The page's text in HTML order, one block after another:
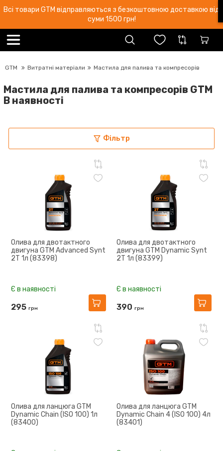
Всі товари GTM відправляються з безкоштовною доставкою від
суми 1500 грн!
GTM Витратні матеріали Мастила для палива та компресорів
Мастила для палива та компресорів GTM
В наявності
Фільтр
Олива для двотактного
двигуна GTM Advanced Synt
2T 1л (83398)
Є в наявності
295 грн
Олива для двотактного
двигуна GTM Dynamic Synt
2T 1л (83399)
Є в наявності
390 грн
Олива для ланцюга GTM
Dynamic Chain (ISO 100) 1л
(83400)
Олива для ланцюга GTM
Dynamic Chain 4 (ISO 100) 4л
(83401)